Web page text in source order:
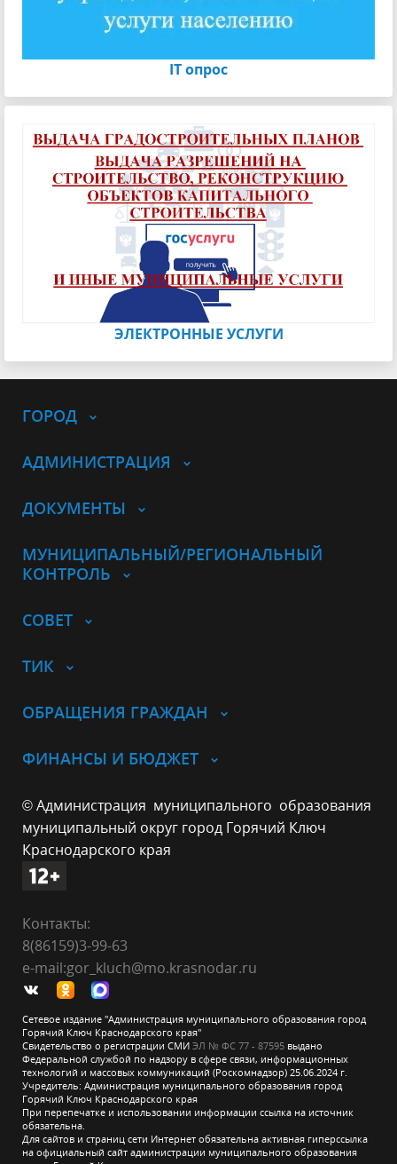
IT опрос
ЭЛЕКТРОННЫЕ УСЛУГИ
ГОРОД
АДМИНИСТРАЦИЯ
ДОКУМЕНТЫ
МУНИЦИПАЛЬНЫЙ/РЕГИОНАЛЬНЫЙ
КОНТРОЛЬ
СОВЕТ
ТИК
ОБРАЩЕНИЯ ГРАЖДАН
ФИНАНСЫ И БЮДЖЕТ
© Администрация муниципального образования
муниципальный округ город Горячий Ключ
Краснодарского края
Контакты:
8(86159)3-99-63
e-mail:gor_kluch@mo.krasnodar.ru
Сетевое издание "Администрация муниципального образования город
Горячий Ключ Краснодарского края"
Свидетельство о регистрации СМИ ЭЛ № ФС 77 - 87595 выдано
Федеральной службой по надзору в сфере связи, информационных
технологий и массовых коммуникаций (Роскомнадзор) 25.06.2024 г.
Учредитель: Администрация муниципального образования город
Горячий Ключ Краснодарского края
При перепечатке и использовании информации ссылка на источник
обязательна.
Для сайтов и страниц сети Интернет обязательна активная гиперссылка
на официальный сайт администрации муниципального образования